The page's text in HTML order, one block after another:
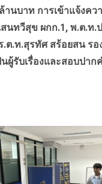
นบาท การเข้าแจ้งคว
นทวีสุข ผกก.1, พ.ต.ท
.ต.ท.สุรทัศ สร้อยสน ร
ผู้รับเรื่องและสอบปาก